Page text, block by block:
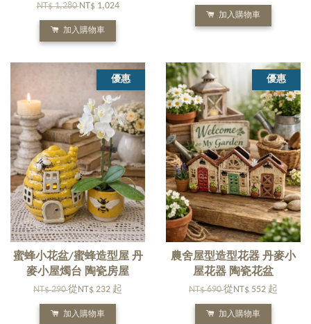
NT$ 1,280NT$ 1,024
加入購物車
加入購物車
優惠
蜜蜂小花盆/蜜蜂造型屋 丹
麥小屋燭台 陶瓷房屋
NT$ 290從 NT$ 232 起
加入購物車
優惠
農舍屋型造型花器 丹麥小
屋花器 陶瓷花盆
NT$ 690從 NT$ 552 起
加入購物車